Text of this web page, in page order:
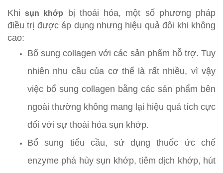
Khisụn khớp
bị thoái hóa, một số phương pháp
điều trị được áp dụng nhưng hiệu quả đôi khi không
cao:
Bổ sung collagen với các sản phẩm hỗ trợ. Tuy
nhiên nhu cầu của cơ thể là rất nhiều, vì vậy
việc bổ sung collagen bằng các sản phẩm bên
ngoài thường không mang lại hiệu quả tích cực
đối với sự thoái hóa sụn khớp.
Bổ sung tiểu cầu, sử dụng thuốc ức chế
enzyme phá hủy sụn khớp, tiêm dịch khớp, hút